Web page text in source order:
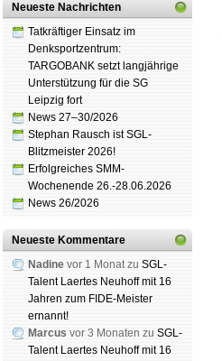
Neueste Nachrichten
Tatkräftiger Einsatz im
Denksportzentrum:
TARGOBANK setzt langjährige
Unterstützung für die SG
Leipzig fort
News 27–30/2026
Stephan Rausch ist SGL-
Blitzmeister 2026!
Erfolgreiches SMM-
Wochenende 26.-28.06.2026
News 26/2026
Neueste Kommentare
Nadine vor 1 Monat zu SGL-
Talent Laertes Neuhoff mit 16
Jahren zum FIDE-Meister
ernannt!
Marcus vor 3 Monaten zu SGL-
Talent Laertes Neuhoff mit 16